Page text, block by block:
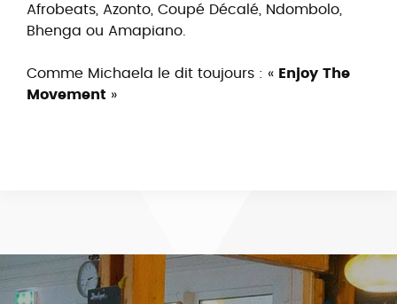
Afrobeats, Azonto, Coupé Décalé, Ndombolo,
Bhenga ou Amapiano.
Comme Michaela le dit toujours : « Enjoy The
Movement »